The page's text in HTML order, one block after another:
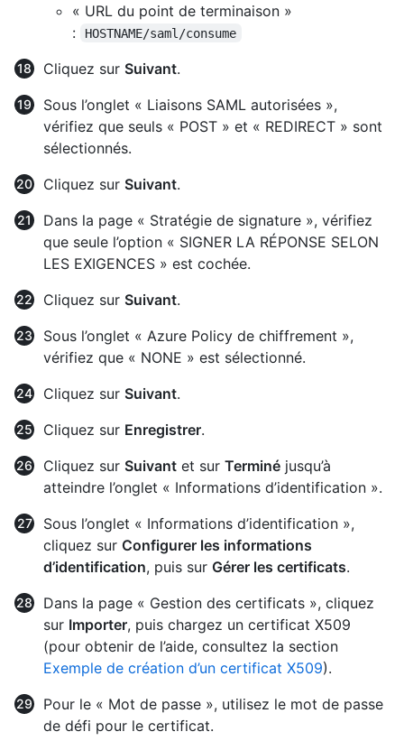
« URL du point de terminaison »
:
HOSTNAME/saml/consume
Cliquez sur Suivant.
Sous l’onglet « Liaisons SAML autorisées »,
vérifiez que seuls « POST » et « REDIRECT » sont
sélectionnés.
Cliquez sur Suivant.
Dans la page « Stratégie de signature », vérifiez
que seule l’option « SIGNER LA RÉPONSE SELON
LES EXIGENCES » est cochée.
Cliquez sur Suivant.
Sous l’onglet « Azure Policy de chiffrement »,
vérifiez que « NONE » est sélectionné.
Cliquez sur Suivant.
Cliquez sur Enregistrer.
Cliquez sur Suivant et sur Terminé jusqu’à
atteindre l’onglet « Informations d’identification ».
Sous l’onglet « Informations d’identification »,
cliquez sur Configurer les informations
d’identification, puis sur Gérer les certificats.
Dans la page « Gestion des certificats », cliquez
sur Importer, puis chargez un certificat X509
(pour obtenir de l’aide, consultez la section
Exemple de création d’un certificat X509).
Pour le « Mot de passe », utilisez le mot de passe
de défi pour le certificat.